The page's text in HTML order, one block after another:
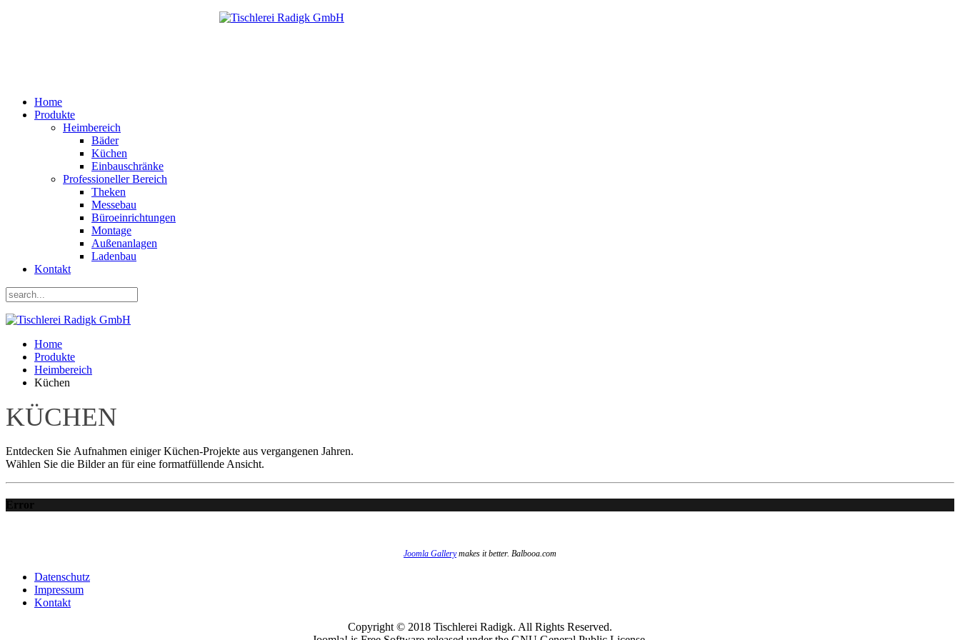
Home
Produkte
Heimbereich
Bäder
Küchen
Einbauschränke
Professioneller Bereich
Theken
Messebau
Büroeinrichtungen
Montage
Außenanlagen
Ladenbau
Kontakt
Home
Produkte
Heimbereich
Küchen
KÜCHEN
Entdecken Sie Aufnahmen einiger Küchen-Projekte aus vergangenen Jahren.
Wählen Sie die Bilder an für eine formatfüllende Ansicht.
Error
Joomla Gallerymakes it better. Balbooa.com
Datenschutz
Impressum
Kontakt
Copyright © 2018 Tischlerei Radigk. All Rights Reserved.